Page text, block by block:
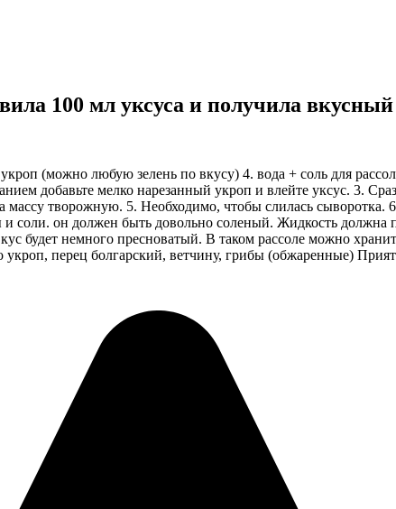
100 мл уксуса и получила
(можно любую зелень по вкусу) 4. вода + соль для
добавьте мелко нарезанный укроп и влейте уксус. 3.
творожную. 5. Необходимо, чтобы слилась сыворотка.
соли. он должен быть довольно соленый. Жидкость должна
будет немного пресноватый. В таком рассоле можно
перец болгарский, ветчину, грибы (обжаренные)